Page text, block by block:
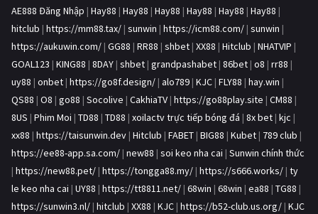
AE888 Đăng Nhập | Hay88 | Hay88 | Hay88 | Hay88 | Hay88 | Hay88 |
hitclub | https://mm88.tax/ | sunwin | https://icm88.com/ | sunwin |
https://aukuwin.com/ | GG88 | RR88 | shbet | XX88 | Hitclub | NHATVIP |
GOAL123 | KING88 | 8DAY | shbet | grandpashabet | 86bet | o8 | rr88 |
uy88 | onbet | https://go8f.design/ | alo789 | KJC | FLY88 | hay.win |
QS88 | O8 | go88 | Socolive | CakhiaTV | https://go88play.site | CM88 |
8US | Phim Moi | TD88 | TD88 | xoilactv trực tiếp bóng đá | 8x bet | kjc |
xx88 | https://taisunwin.dev | Hitclub | FABET | BIG88 | Kubet | 789 club |
https://ee88-app.sa.com/ | new88 | soi keo nha cai | Sunwin chính thức
| https://new88.pet/ | https://tongga88.my/ | https://s666.works/ | ty
le keo nha cai | UY88 | https://tt8811.net/ | 68win | 68win | ea88 | TG88 |
https://sunwin3.nl/ | hitclub | XX88 | KJC | https://b52-club.us.org/ | KJC